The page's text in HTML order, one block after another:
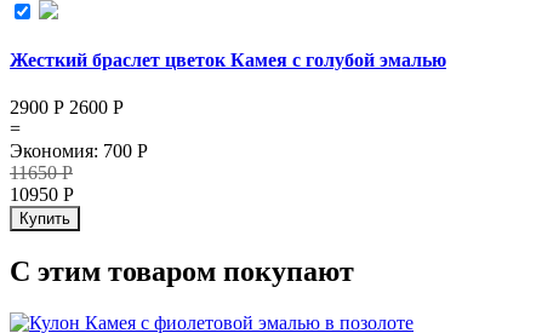
Жесткий браслет цветок Камея с голубой эмалью
2900 Р 2600 Р
=
Экономия: 700 Р
11650Р
10950 Р
Купить
С этим товаром покупают